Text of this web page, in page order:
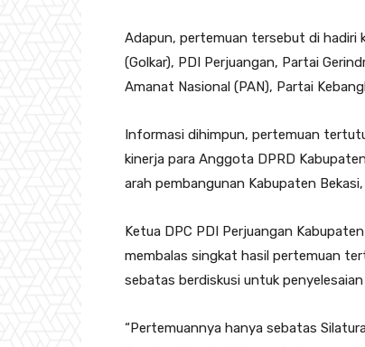
Adapun, pertemuan tersebut di hadiri
(Golkar), PDI Perjuangan, Partai
Amanat Nasional (PAN), Partai
Informasi dihimpun, pertemuan
kinerja para Anggota DPRD
arah pembangunan Kabupaten
Ketua DPC PDI Perjuangan
membalas singkat hasil pertemuan
sebatas berdiskusi untuk
“Pertemuannya hanya sebatas